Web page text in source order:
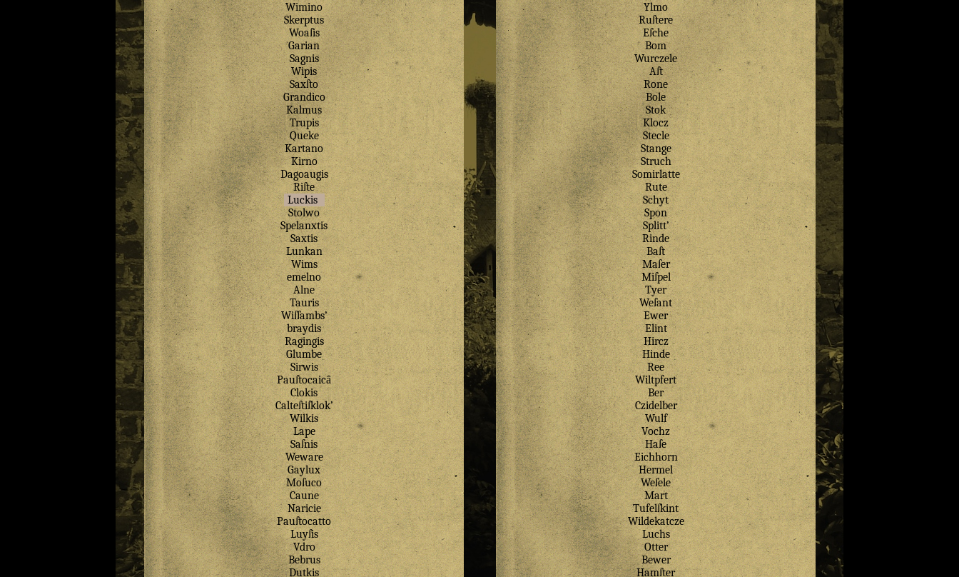
Wimino
Skerptus
Woaſis
Garian
Sagnis
Wipis
Saxſto
Grandico
Kalmus
Trupis
Queke
Kartano
Kirno
Dagoaugis
Riſte
Luckis
Stolwo
Spelanxtis
Saxtis
Lunkan
Wims
emelno
Alne
Tauris
Wiſſambs’
braydis
Ragingis
Glumbe
Sirwis
Pauſtocaicȃ
Clokis
Calteſtiſklok’
Wilkis
Lape
Saſnis
Weware
Gaylux
Moſuco
Caune
Naricie
Pauſtocatto
Luyſis
Vdro
Bebrus
Dutkis
Ylmo
Ruſtere
Eſche
Bom
Wurczele
Aſt
Rone
Bole
Stok
Klocz
Stecle
Stange
Struch
Somirlatte
Rute
Schyt
Spon
Splitt’
Rinde
Baſt
Maſer
Miſpel
Tyer
Weſant
Ewer
Elint
Hircz
Hinde
Ree
Wiltpfert
Ber
Czidelber
Wulf
Vochz
Haſe
Eichhorn
Hermel
Weſele
Mart
Tufelſkint
Wildekatcze
Luchs
Otter
Bewer
Hamſter